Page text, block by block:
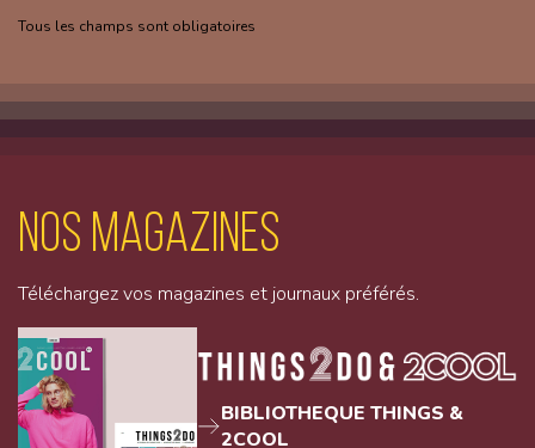
Tous les champs sont obligatoires
Nos magazines
Téléchargez vos magazines et journaux préférés.
BIBLIOTHEQUE THINGS &
2COOL